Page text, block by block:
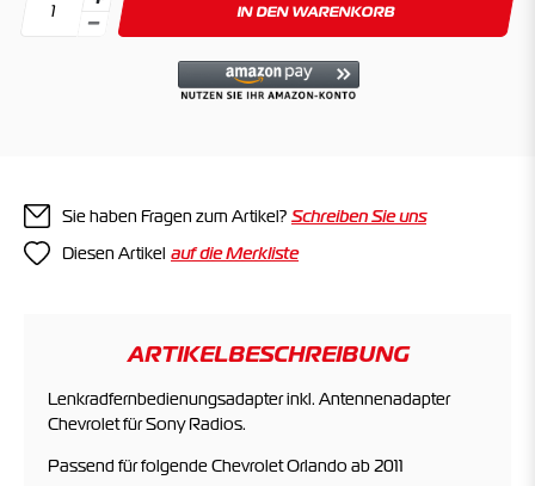
IN DEN WARENKORB
Sie haben Fragen zum Artikel? Schreiben Sie uns
Diesen Artikel
ARTIKELBESCHREIBUNG
Lenkradfernbedienungsadapter inkl. Antennenadapter
Chevrolet für Sony Radios.
Passend für folgende Chevrolet Orlando ab 2011